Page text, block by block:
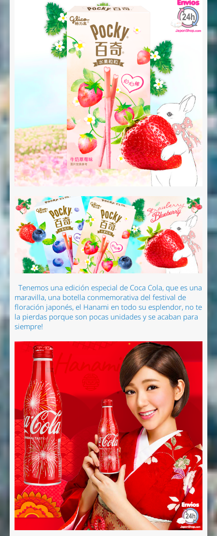
Tenemos una edición especial de Coca Cola, que es una
maravilla, una botella conmemorativa del festival de
floración japonés, el Hanami en todo su esplendor, no te
la pierdas porque son pocas unidades y se acaban para
siempre!